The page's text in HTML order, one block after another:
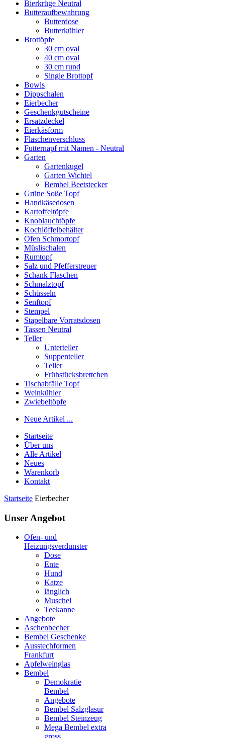
Bierkrüge Neutral
Butteraufbewahrung
Butterdose
Butterkühler
Brottöpfe
30 cm oval
40 cm oval
30 cm rund
Single Brottopf
Bowls
Dippschalen
Eierbecher
Geschenkgutscheine
Ersatzdeckel
Eierkäsform
Flaschenverschluss
Futternapf mit Namen - Neutral
Garten
Gartenkugel
Garten Wichtel
Bembel Beetstecker
Grüne Soße Topf
Handkäsedosen
Kartoffeltöpfe
Knoblauchtöpfe
Kochlöffelbehälter
Ofen Schmortopf
Müslischalen
Rumtopf
Salz und Pfefferstreuer
Schank Flaschen
Schmalztopf
Schüsseln
Senftopf
Stempel
Stapelbare Vorratsdosen
Tassen Neutral
Teller
Unterteller
Suppenteller
Teller
Frühstücksbrettchen
Tischabfälle Topf
Weinkühler
Zwiebeltöpfe
Neue Artikel ...
Startseite
Über uns
Alle Artikel
Neues
Warenkorb
Kontakt
Startseite Eierbecher
Unser Angebot
Ofen- und
Heizungsverdunster
Dose
Ente
Hund
Katze
länglich
Muschel
Teekanne
Angebote
Aschenbecher
Bembel Geschenke
Ausstechformen
Frankfurt
Apfelweinglas
Bembel
Demokratie
Bembel
Angebote
Bembel Salzglasur
Bembel Steinzeug
Mega Bembel extra